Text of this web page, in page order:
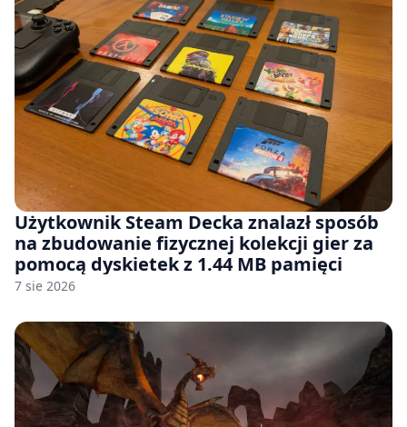
Użytkownik Steam Decka znalazł sposób
na zbudowanie fizycznej kolekcji gier za
pomocą dyskietek z 1.44 MB pamięci
7 sie 2026